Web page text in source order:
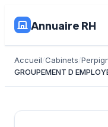
Annuaire RH
Accueil Cabinets
GROUPEMENT D